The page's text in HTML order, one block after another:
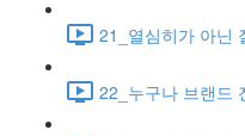
21_열심히가 아닌
22_누구나 브랜드